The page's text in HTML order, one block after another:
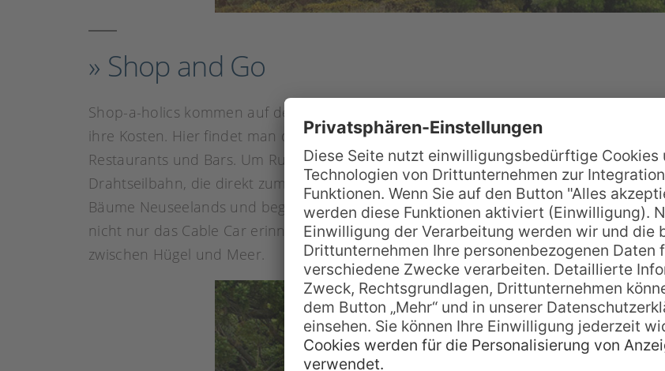
» Shop and Go
Shop-a-holics kommen auf der „Golden Mile“, einer riesigen Einkaufsmeile zwischen
ihre Kosten. Hier findet man die großen Einkaufsketten der Südhalbkugel neben
Restaurants und Bars. Um Ruhe nach dem hektischen Einkaufsbummel zu tanken,
Drahtseilbahn, die direkt zum wunderschönen Botanischen Garten fährt. Das 25
Bäume Neuseelands und begeistert Naturfreunde bereits seit 1844. (Eine
nicht nur das Cable Car erinnert Globetrotter an San Francisco, sondern auch die
zwischen Hügel und Meer.